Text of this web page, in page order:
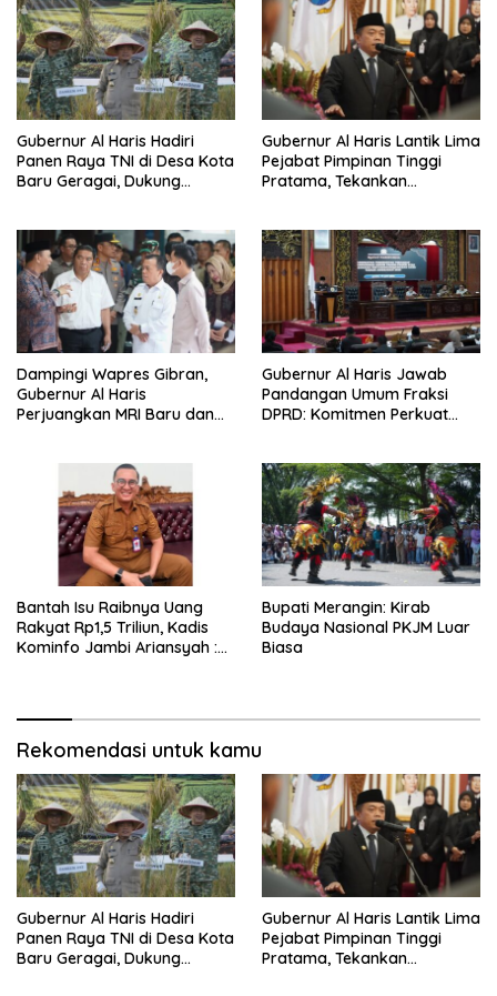
Gubernur Al Haris Hadiri
Panen Raya TNI di Desa Kota
Baru Geragai, Dukung
Gubernur Al Haris Lantik Lima
Pejabat Pimpinan Tinggi
Pratama, Tekankan
Integritas
Dampingi Wapres Gibran,
Gubernur Al Haris
Perjuangkan MRI Baru dan
Gubernur Al Haris Jawab
Pandangan Umum Fraksi
DPRD: Komitmen Perkuat
Bantah Isu Raibnya Uang
Rakyat Rp1,5 Triliun, Kadis
Kominfo Jambi Ariansyah :
Bupati Merangin: Kirab
Budaya Nasional PKJM Luar
Biasa
Rekomendasi untuk kamu
Gubernur Al Haris Hadiri
Panen Raya TNI di Desa Kota
Baru Geragai, Dukung
Gubernur Al Haris Lantik Lima
Pejabat Pimpinan Tinggi
Pratama, Tekankan